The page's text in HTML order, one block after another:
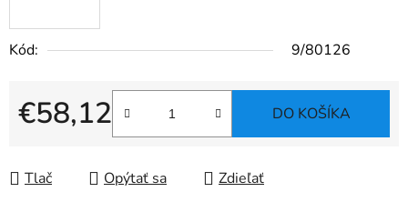
Kód: 9/80126
€58,12
Jednotková cena:
DO KOŠÍKA
Tlač Opýtať sa Zdieľať